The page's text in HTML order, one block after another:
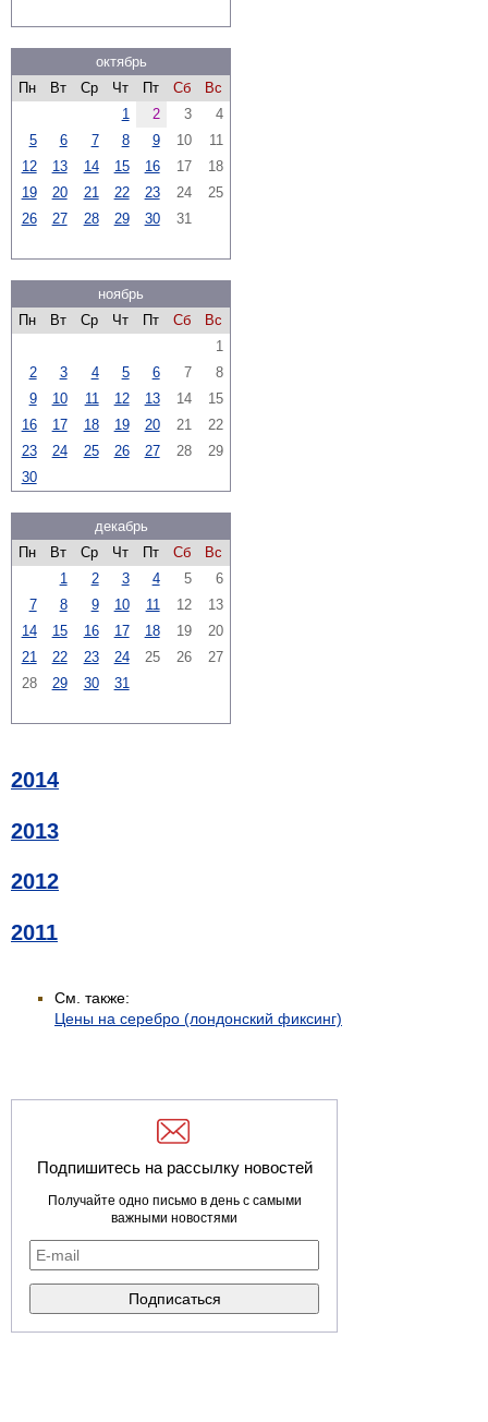
октябрь
Пн
Вт Ср Чт Пт Сб
Вс
1
2 3
4
5
6 7 8 9 10
11
12
13 14 15 16 17
18
19
20 21 22 23 24
25
26
27 28 29 30 31
ноябрь
Пн
Вт Ср Чт Пт Сб
Вс
1
2
3 4 5 6 7
8
9
10 11 12 13 14
15
16
17 18 19 20 21
22
23
24 25 26 27 28
29
30
декабрь
Пн
Вт Ср Чт Пт Сб
Вс
1
2 3 4 5
6
7
8 9 10 11 12
13
14
15 16 17 18 19
20
21
22 23 24 25 26
27
28
29 30 31
2014
2013
2012
2011
См. также:
Цены на серебро (лондонский фиксинг)
Подпишитесь на рассылку новостей
Получайте одно письмо в день с самыми
важными новостями